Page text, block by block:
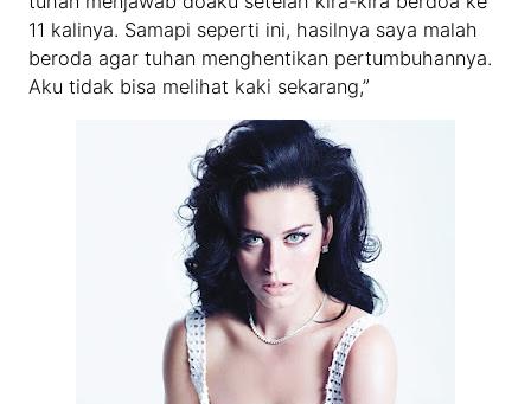
11 kalinya. Samapi seperti ini, hasilnya saya malah
beroda agar tuhan menghentikan pertumbuhannya.
Aku tidak bisa melihat kaki sekarang,”